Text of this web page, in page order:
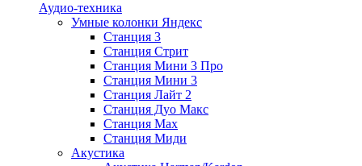
Аудио-техника
Умные колонки Яндекс
Станция 3
Станция Стрит
Станция Мини 3 Про
Станция Мини 3
Станция Лайт 2
Станция Дуо Макс
Станция Max
Станция Миди
Акустика